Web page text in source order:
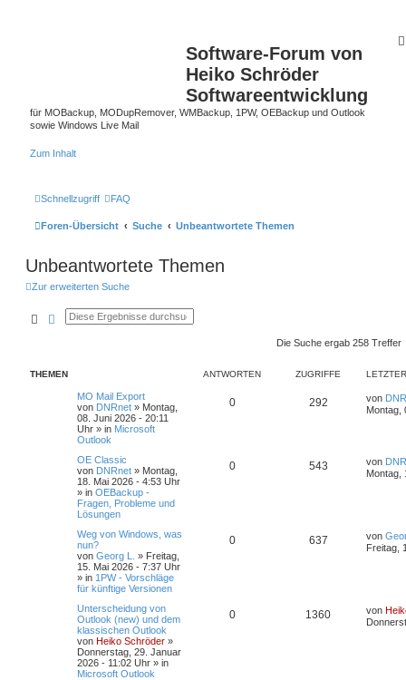
Software-Forum von
Heiko Schröder
Softwareentwicklung
für MOBackup, MODupRemover, WMBackup, 1PW, OEBackup und Outlook
sowie Windows Live Mail
Zum Inhalt
Schnellzugriff FAQ
Foren-Übersicht Suche Unbeantwortete Themen
Unbeantwortete Themen
Zur erweiterten Suche
SucheErweiterte Suche
Die Suche ergab 258 Treffer
THEMEN ANTWORTEN ZUGRIFFE
MO Mail Export
von DNRnet » Montag,
08. Juni 2026 - 20:11
Uhr » in Microsoft
Outlook
0 292 von
Montag,
OE Classic
von DNRnet » Montag,
18. Mai 2026 - 4:53 Uhr
» in OEBackup -
Fragen, Probleme und
Lösungen
0 543 von
Montag,
Weg von Windows, was
nun?
von Georg L. » Freitag,
15. Mai 2026 - 7:37 Uhr
» in 1PW - Vorschläge
für künftige Versionen
0 637 von
Freitag,
Unterscheidung von
Outlook (new) und dem
klassischen Outlook
von Heiko Schröder »
Donnerstag, 29. Januar
2026 - 11:02 Uhr » in
Microsoft Outlook
0 1360 von